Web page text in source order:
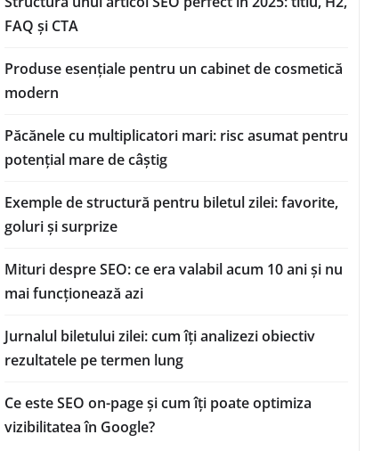
FAQ și CTA
Produse esențiale pentru un cabinet de cosmetică
modern
Păcănele cu multiplicatori mari: risc asumat pentru
potențial mare de câștig
Exemple de structură pentru biletul zilei: favorite,
goluri și surprize
Mituri despre SEO: ce era valabil acum 10 ani și nu
mai funcționează azi
Jurnalul biletului zilei: cum îți analizezi obiectiv
rezultatele pe termen lung
Ce este SEO on-page și cum îți poate optimiza
vizibilitatea în Google?